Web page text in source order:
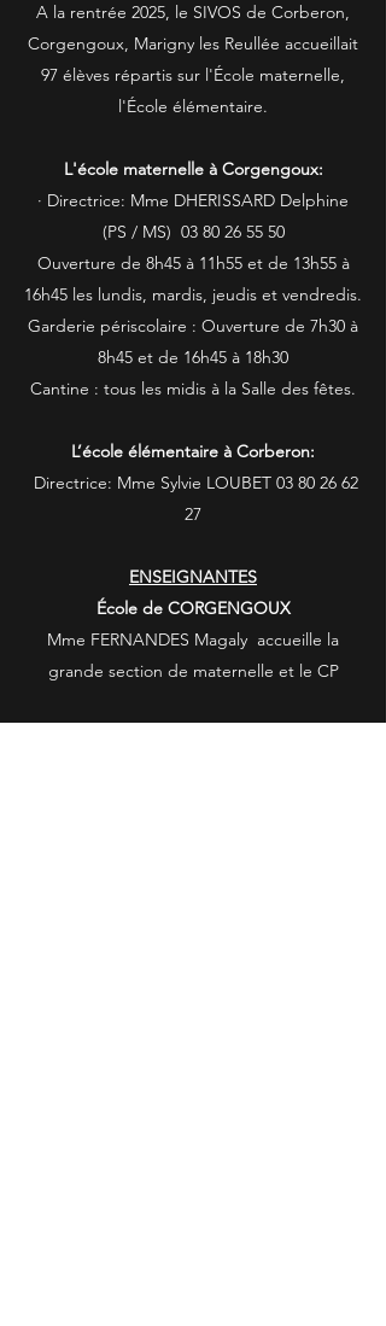
A la rentrée 2025, le SIVOS de Corberon,
Corgengoux, Marigny les Reullée accueillait
97 élèves répartis sur l'École maternelle,
l'École élémentaire.
L'école maternelle à Corgengoux:
· Directrice: Mme DHERISSARD Delphine
(PS / MS) 03 80 26 55 50
Ouverture de 8h45 à 11h55 et de 13h55 à
16h45 les lundis, mardis, jeudis et vendredis.
Garderie périscolaire : Ouverture de 7h30 à
8h45 et de 16h45 à 18h30
Cantine : tous les midis à la Salle des fêtes.
L’école élémentaire à Corberon:
Directrice: Mme Sylvie LOUBET 03 80 26 62
27
ENSEIGNANTES
École de CORGENGOUX
Mme FERNANDES Magaly accueille la
grande section de maternelle et le CP